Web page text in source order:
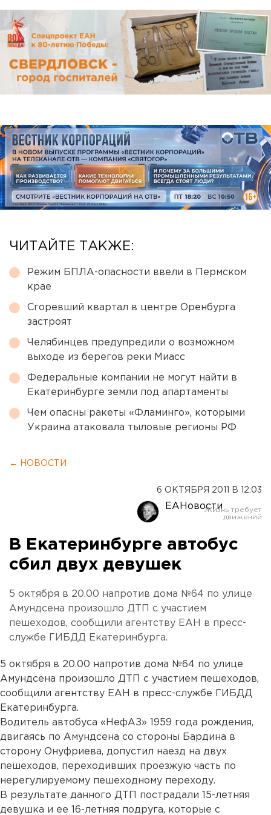
ЧИТАЙТЕ ТАКЖЕ:
Режим БПЛА-опасности ввели в Пермском
крае
Сгоревший квартал в центре Оренбурга
застроят
Челябинцев предупредили о возможном
выходе из берегов реки Миасс
Федеральные компании не могут найти в
Екатеринбурге земли под апартаменты
Чем опасны ракеты «Фламинго», которыми
Украина атаковала тыловые регионы РФ
← НОВОСТИ
6 ОКТЯБРЯ 2011 В 12:03
ЕАНовости
В Екатеринбурге автобус
сбил двух девушек
5 октября в 20.00 напротив дома №64 по улице
Амундсена произошло ДТП с участием
пешеходов, сообщили агентству ЕАН в пресс-
службе ГИБДД Екатеринбурга.
5 октября в 20.00 напротив дома №64 по улице
Амундсена произошло ДТП с участием пешеходов,
сообщили агентству ЕАН в пресс-службе ГИБДД
Екатеринбурга.
Водитель автобуса «НефАЗ» 1959 года рождения,
двигаясь по Амундсена со стороны Бардина в
сторону Онуфриева, допустил наезд на двух
пешеходов, переходивших проезжую часть по
нерегулируемому пешеходному переходу.
В результате данного ДТП пострадали 15-летняя
девушка и ее 16-летняя подруга, которые с